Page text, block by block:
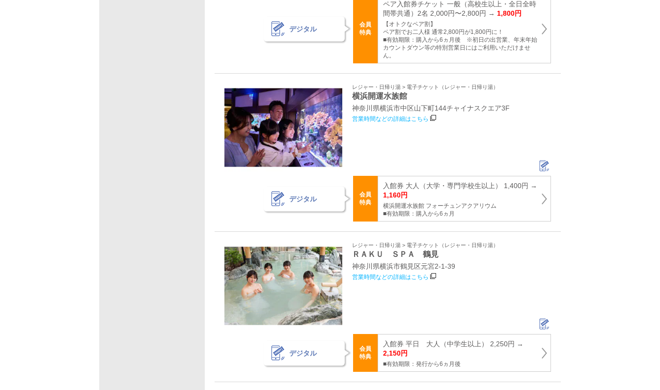
デジタル
会員
特典
ペア入館券チケット 一般（高校生以上・全日全時
間帯共通）2名 2,000円〜2,800円 → 1,800円
【オトクなペア割】
ペア割でお二人様 通常2,800円が1,800円に！
■有効期限：購入から6ヵ月後 ※初日の出営業、年末年始
カウントダウン等の特別営業日にはご利用いただけませ
ん。
レジャー・日帰り湯 > 電子チケット（レジャー・日帰り湯）
横浜開運水族館
神奈川県横浜市中区山下町144チャイナスクエア3F
営業時間などの詳細はこちら
デジタル
会員
特典
入館券 大人（大学・専門学校生以上） 1,400円 →
1,160円
横浜開運水族館 フォーチュンアクアリウム
■有効期限：購入から6ヵ月
レジャー・日帰り湯 > 電子チケット（レジャー・日帰り湯）
ＲＡＫＵ ＳＰＡ 鶴見
神奈川県横浜市鶴見区元宮2-1-39
営業時間などの詳細はこちら
デジタル
会員
特典
入館券 平日 大人（中学生以上） 2,250円 →
2,150円
■有効期限：発行から6ヵ月後